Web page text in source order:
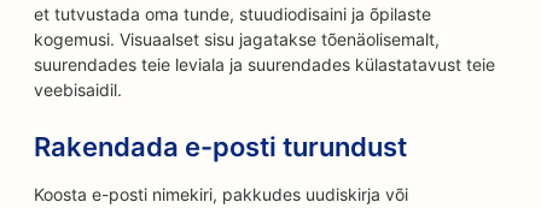
et tutvustada oma tunde, stuudiodisaini ja õpilaste
kogemusi. Visuaalset sisu jagatakse tõenäolisemalt,
suurendades teie leviala ja suurendades külastatavust teie
veebisaidil.
Rakendada e-posti turundust
Koosta e-posti nimekiri, pakkudes uudiskirja või